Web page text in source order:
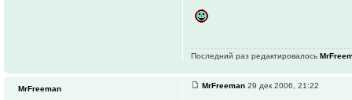
Последний раз редактировалось
MrFreeman 29 дек 2006, 21:22
MrFreeman